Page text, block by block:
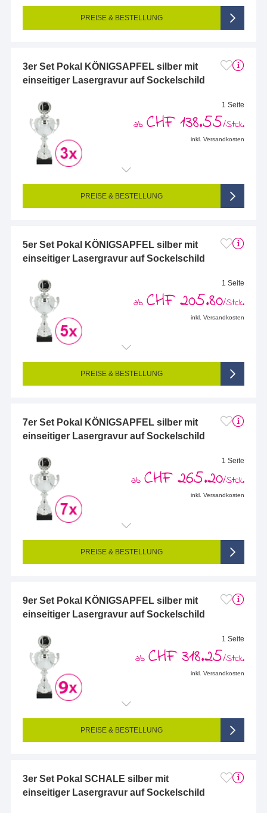
Seitigkeit: 1-seitig (Vorderseite graviert, Rückseite nicht graviert)
Einseitig graviert
PREISE & BESTELLUNG
3er Set Pokal KÖNIGSAPFEL silber mit
einseitiger Lasergravur auf Sockelschild
1 Seite
ab CHF 138.55/Stck.
inkl. Versandkosten
Endformat (bedruckte Fläche): 83 x 25 mm
Seitigkeit: 1-seitig (Vorderseite graviert, Rückseite nicht graviert)
Einseitig graviert
PREISE & BESTELLUNG
5er Set Pokal KÖNIGSAPFEL silber mit
einseitiger Lasergravur auf Sockelschild
1 Seite
ab CHF 205.80/Stck.
inkl. Versandkosten
Endformat (bedruckte Fläche): 83 x 25 mm
Seitigkeit: 1-seitig (Vorderseite graviert, Rückseite nicht graviert)
Einseitig graviert
PREISE & BESTELLUNG
7er Set Pokal KÖNIGSAPFEL silber mit
einseitiger Lasergravur auf Sockelschild
1 Seite
ab CHF 265.20/Stck.
inkl. Versandkosten
Endformat (bedruckte Fläche): 68 x 25 mm
Seitigkeit: 1-seitig (Vorderseite graviert, Rückseite nicht graviert)
Einseitig graviert
PREISE & BESTELLUNG
9er Set Pokal KÖNIGSAPFEL silber mit
einseitiger Lasergravur auf Sockelschild
1 Seite
ab CHF 318.25/Stck.
inkl. Versandkosten
Endformat (bedruckte Fläche): 58 x 25 mm
Seitigkeit: 1-seitig (Vorderseite graviert, Rückseite nicht graviert)
Einseitig graviert
PREISE & BESTELLUNG
3er Set Pokal SCHALE silber mit
einseitiger Lasergravur auf Sockelschild